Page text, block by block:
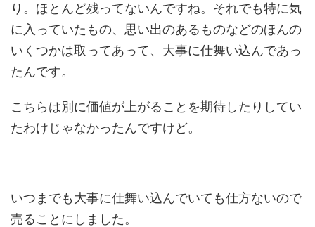
り。ほとんど残ってないんですね。それでも特に気
に入っていたもの、思い出のあるものなどのほんの
いくつかは取ってあって、大事に仕舞い込んであっ
たんです。
こちらは別に価値が上がることを期待したりしてい
たわけじゃなかったんですけど。
いつまでも大事に仕舞い込んでいても仕方ないので
売ることにしました。